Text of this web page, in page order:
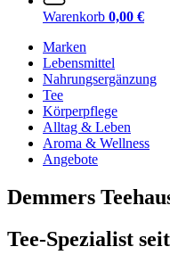
Warenkorb 0,00 €
Marken
Lebensmittel
Nahrungsergänzung
Tee
Körperpflege
Alltag & Leben
Aroma & Wellness
Angebote
Demmers
Tee-Spezialist